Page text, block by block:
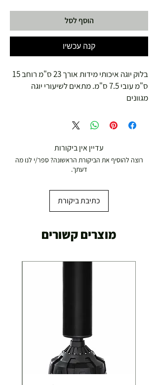
הוסף לסל
קנה עכשיו
מגוונים
עדיין אין ביקורות
רוצה להוסיף את הביקורת הראשונה? ספר/י לנו מה
דעתך.
כתיבת ביקורת
מוצרים קשורים